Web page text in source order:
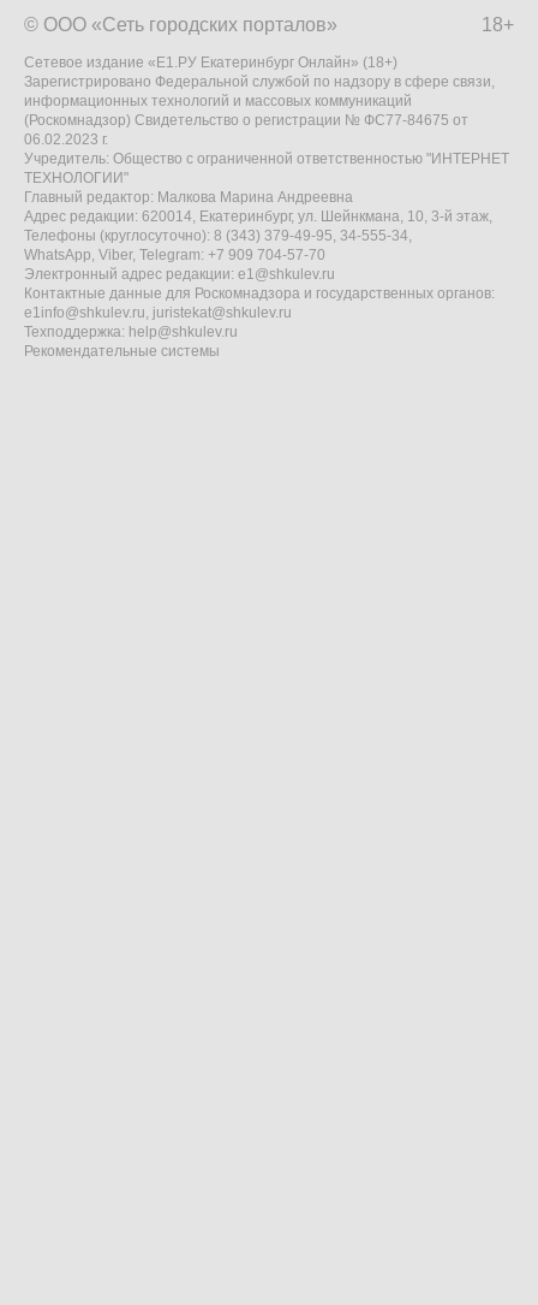
18+
© ООО «Сеть городских порталов»
Сетевое издание «Е1.РУ Екатеринбург Онлайн» (18+)
Зарегистрировано Федеральной службой по надзору в сфере связи,
информационных технологий и массовых коммуникаций
(Роскомнадзор) Свидетельство о регистрации № ФС77-84675 от
06.02.2023 г.
Учредитель: Общество с ограниченной ответственностью "ИНТЕРНЕТ
ТЕХНОЛОГИИ"
Главный редактор: Малкова Марина Андреевна
Адрес редакции: 620014, Екатеринбург, ул. Шейнкмана, 10, 3-й этаж,
Телефоны (круглосуточно): 8 (343) 379-49-95, 34-555-34,
WhatsApp, Viber, Telegram: +7 909 704-57-70
Электронный адрес редакции: e1@shkulev.ru
Контактные данные для Роскомнадзора и государственных органов:
e1info@shkulev.ru, juristekat@shkulev.ru
Техподдержка: help@shkulev.ru
Рекомендательные системы